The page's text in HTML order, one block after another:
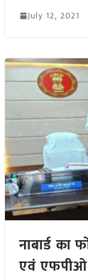
July 12, 2021
नाबार्ड का
एवं एफपीओ